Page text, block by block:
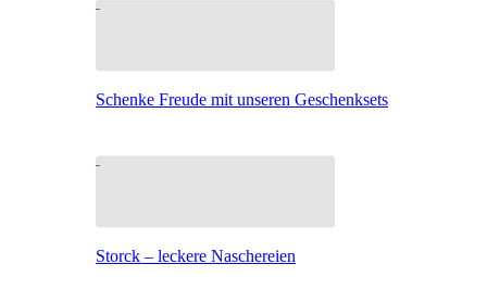
Schenke Freude mit unseren Geschenksets
Storck – leckere Naschereien